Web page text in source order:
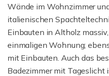
Wände im Wohnzimmer
italienischen
Einbauten in Altholz
einmaligen Wohnung;
mit Einbauten. Auch das
Badezimmer mit Tageslicht